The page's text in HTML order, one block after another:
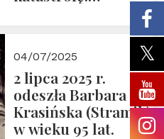
pierwsze spotkanie
Nowego
Ćwierćwiecza”
04/07/2025
2 lipca 2025 r.
odeszła Barbara
Krasińska (Stramik)
w wieku 95 lat.